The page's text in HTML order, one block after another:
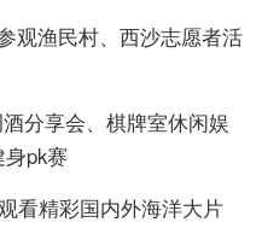
观渔民村、西沙志愿者活
分享会、棋牌室休闲娱
pk赛
观看精彩国内外海洋大片